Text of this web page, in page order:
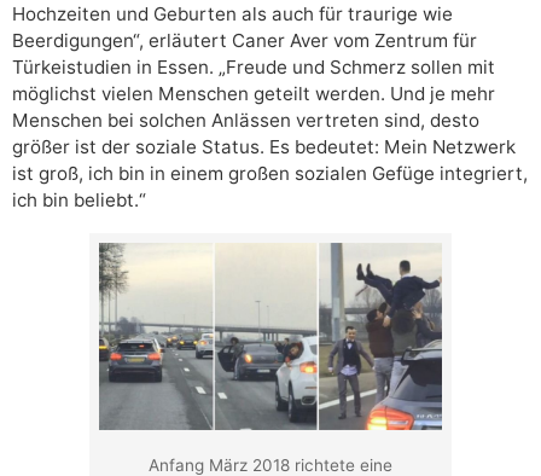
Hochzeiten und Geburten als auch für traurige wie
Beerdigungen“, erläutert Caner Aver vom Zentrum für
Türkeistudien in Essen. „Freude und Schmerz sollen mit
möglichst vielen Menschen geteilt werden. Und je mehr
Menschen bei solchen Anlässen vertreten sind, desto
größer ist der soziale Status. Es bedeutet: Mein Netzwerk
ist groß, ich bin in einem großen sozialen Gefüge integriert,
ich bin beliebt.“
Anfang März 2018 richtete eine